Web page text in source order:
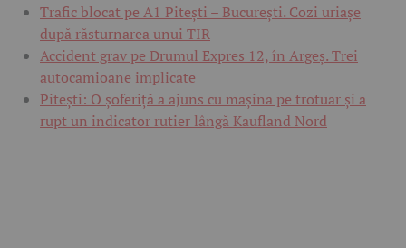
Trafic blocat pe A1 Pitești – București. Cozi uriașe
după răsturnarea unui TIR
Accident grav pe Drumul Expres 12, în Argeș. Trei
autocamioane implicate
Pitești: O șoferiță a ajuns cu mașina pe trotuar și a
rupt un indicator rutier lângă Kaufland Nord